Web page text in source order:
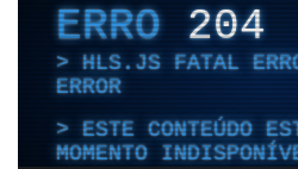
ERRO204
HLS.JS FATAL
ERROR
ESTE CONTEÚDO
MOMENTO